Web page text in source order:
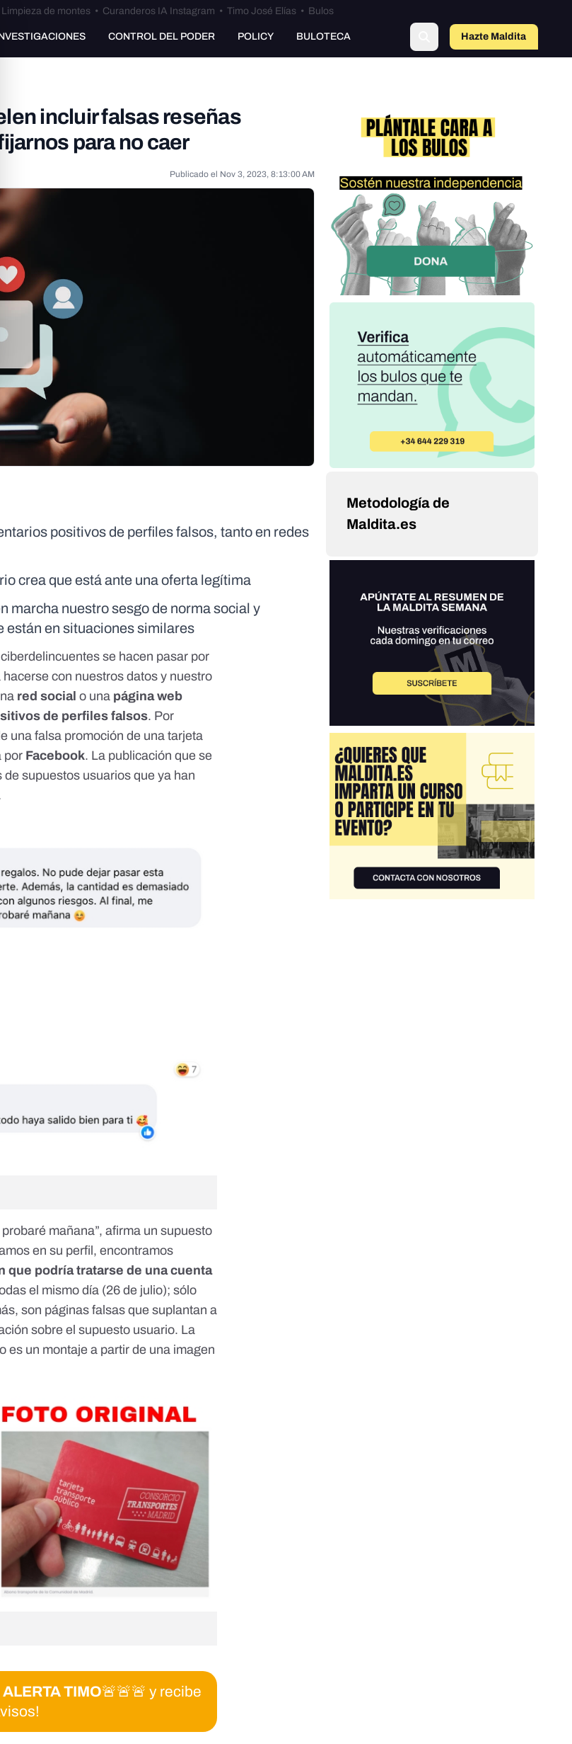
Limpieza de montes• Curanderos IA Instagram • Timo José Elías• Bulos
CONTROL DEL PODER POLICY BULOTECA Hazte Maldito
incluir falsas reseñas
para no caer
Publicado el Nov 3, 2023, 8:13:00 AM
positivos de perfiles falsos, tanto en redes
crea que está ante una oferta legítima
marcha nuestro sesgo de norma social y
están en situaciones similares
se hacen pasar por
con nuestros datos y nuestro
red social o una página web
de perfiles falsos. Por
unafalsa promoción de una tarjeta
por Facebook. La publicación que se
supuestos usuarios que ya han
mañana”, afirma un supuesto
ensu perfil, encontramos
que podría tratarse de una cuenta
el mismo día (26 de julio); sólo
son páginas falsas que suplantan a
sobre el supuesto usuario. La
es un montaje a partir de una imagen
ALERTA TIMO🚨🚨🚨 y recibe
Metodología de
Maldita.es